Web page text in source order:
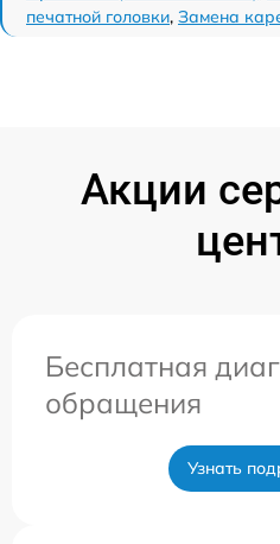
печатной головки, Замена
Акции
Бесплатная
обращения
Узнать